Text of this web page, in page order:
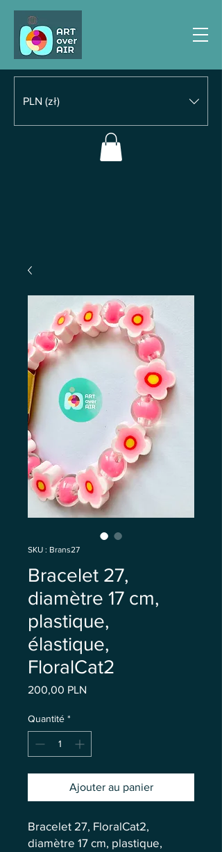
PLN (zł)
SKU : Brans27
Bracelet 27,
diamètre 17 cm,
plastique,
élastique,
FloralCat2
200,00 PLN
Quantité *
Ajouter au panier
Bracelet 27, FloralCat2,
diamètre 17 cm, plastique,